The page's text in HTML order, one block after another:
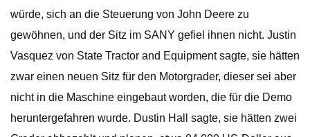
würde, sich an die Steuerung von John Deere zu
gewöhnen, und der Sitz im SANY gefiel ihnen nicht. Justin
Vasquez von State Tractor and Equipment sagte, sie hätten
zwar einen neuen Sitz für den Motorgrader, dieser sei aber
nicht in die Maschine eingebaut worden, die für die Demo
heruntergefahren wurde. Dustin Hall sagte, sie hätten zwei